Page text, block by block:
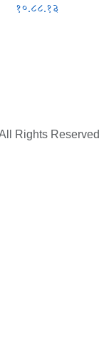
१०.८८.१३
Rights Reserved